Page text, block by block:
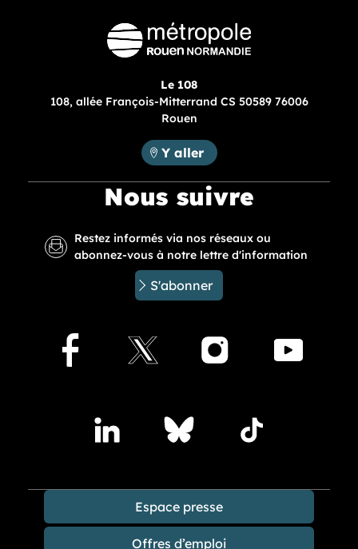
Le 108
108, allée François-Mitterrand CS 50589 76006
Rouen
Métropole Rouen Normandie :
Y aller
Nous suivre
Restez informés via nos réseaux ou
abonnez-vous à notre lettre d'information
S'abonner
Facebook
X Instagram
LindedinBlueskyTikTok
Espace presse
Offres d’emploi